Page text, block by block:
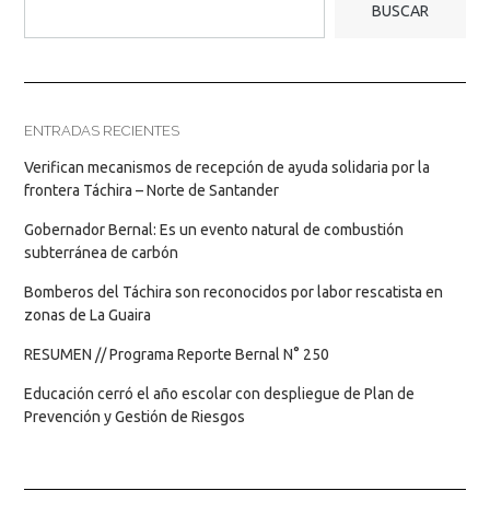
BUSCAR
ENTRADAS RECIENTES
Verifican mecanismos de recepción de ayuda solidaria por la
frontera Táchira – Norte de Santander
Gobernador Bernal: Es un evento natural de combustión
subterránea de carbón
Bomberos del Táchira son reconocidos por labor rescatista en
zonas de La Guaira
RESUMEN // Programa Reporte Bernal N° 250
Educación cerró el año escolar con despliegue de Plan de
Prevención y Gestión de Riesgos